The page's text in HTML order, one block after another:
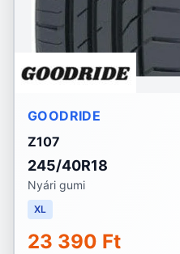
GOODRIDE
Z107
245/40R18
Nyári gumi
XL
23 390 Ft